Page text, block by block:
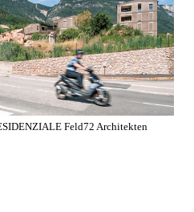
Feld72 Architekten